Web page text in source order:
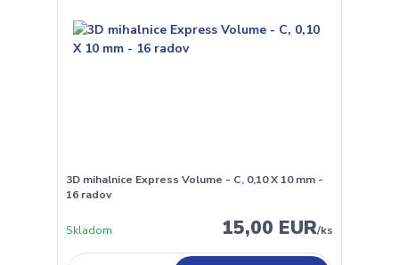
3D mihalnice Express Volume - C, 0,10 X 10 mm -
16 radov
15,00 EUR/ks
Skladom